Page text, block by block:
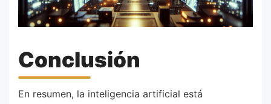
Conclusión
En resumen, la inteligencia artificial está